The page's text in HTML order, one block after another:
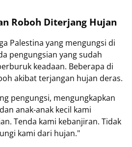
Roboh Diterjang Hujan
Palestina yang mengungsi di
pengungsian yang sudah
keadaan. Beberapa di
akibat terjangan hujan deras.
pengungsi, mengungkapkan
anak-anak kecil kami
Tenda kami kebanjiran. Tidak
kami dari hujan."